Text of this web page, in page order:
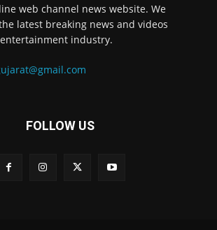
web channel news website. We
latest breaking news and videos
industry.
FOLLOW US